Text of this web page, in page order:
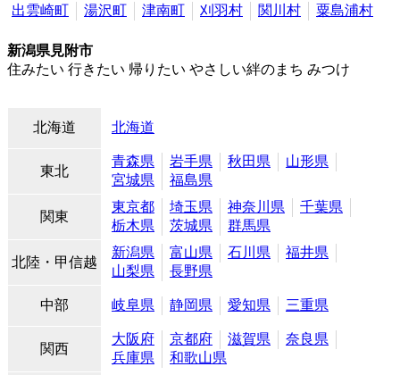
出雲崎町
湯沢町 津南町 刈羽村 関川村 粟島浦村
新潟県見附市
住みたい 行きたい 帰りたい やさしい絆のまち みつけ
北海道 北海道
東北
青森県 岩手県 秋田県
山形県
宮城県
福島県
関東
東京都 埼玉県 神奈川県
千葉県
栃木県
茨城県 群馬県
北陸・甲信越
新潟県 富山県 石川県
福井県
山梨県
長野県
中部 岐阜県 静岡県 愛知県 三重県
関西
大阪府 京都府 滋賀県
奈良県
兵庫県
和歌山県